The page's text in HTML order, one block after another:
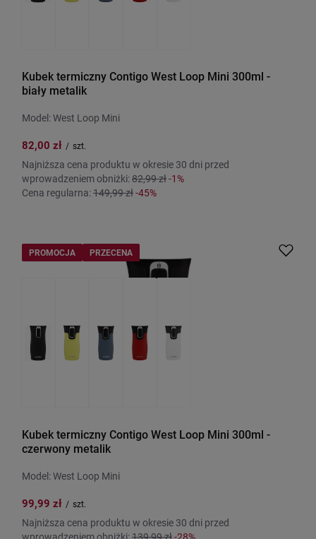
Kubek termiczny Contigo West Loop Mini 300ml -
biały metalik
Model: West Loop Mini
82,00 zł / szt.
Najniższa cena produktu w okresie 30 dni przed
wprowadzeniem obniżki:82,99 zł-1%
Cena regularna:149,99 zł-45%
PROMOCJA PRZECENA
Kubek termiczny Contigo West Loop Mini 300ml -
czerwony metalik
Model: West Loop Mini
99,99 zł / szt.
Najniższa cena produktu w okresie 30 dni przed